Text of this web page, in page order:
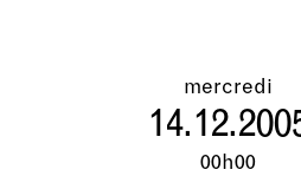
mercredi
00h00